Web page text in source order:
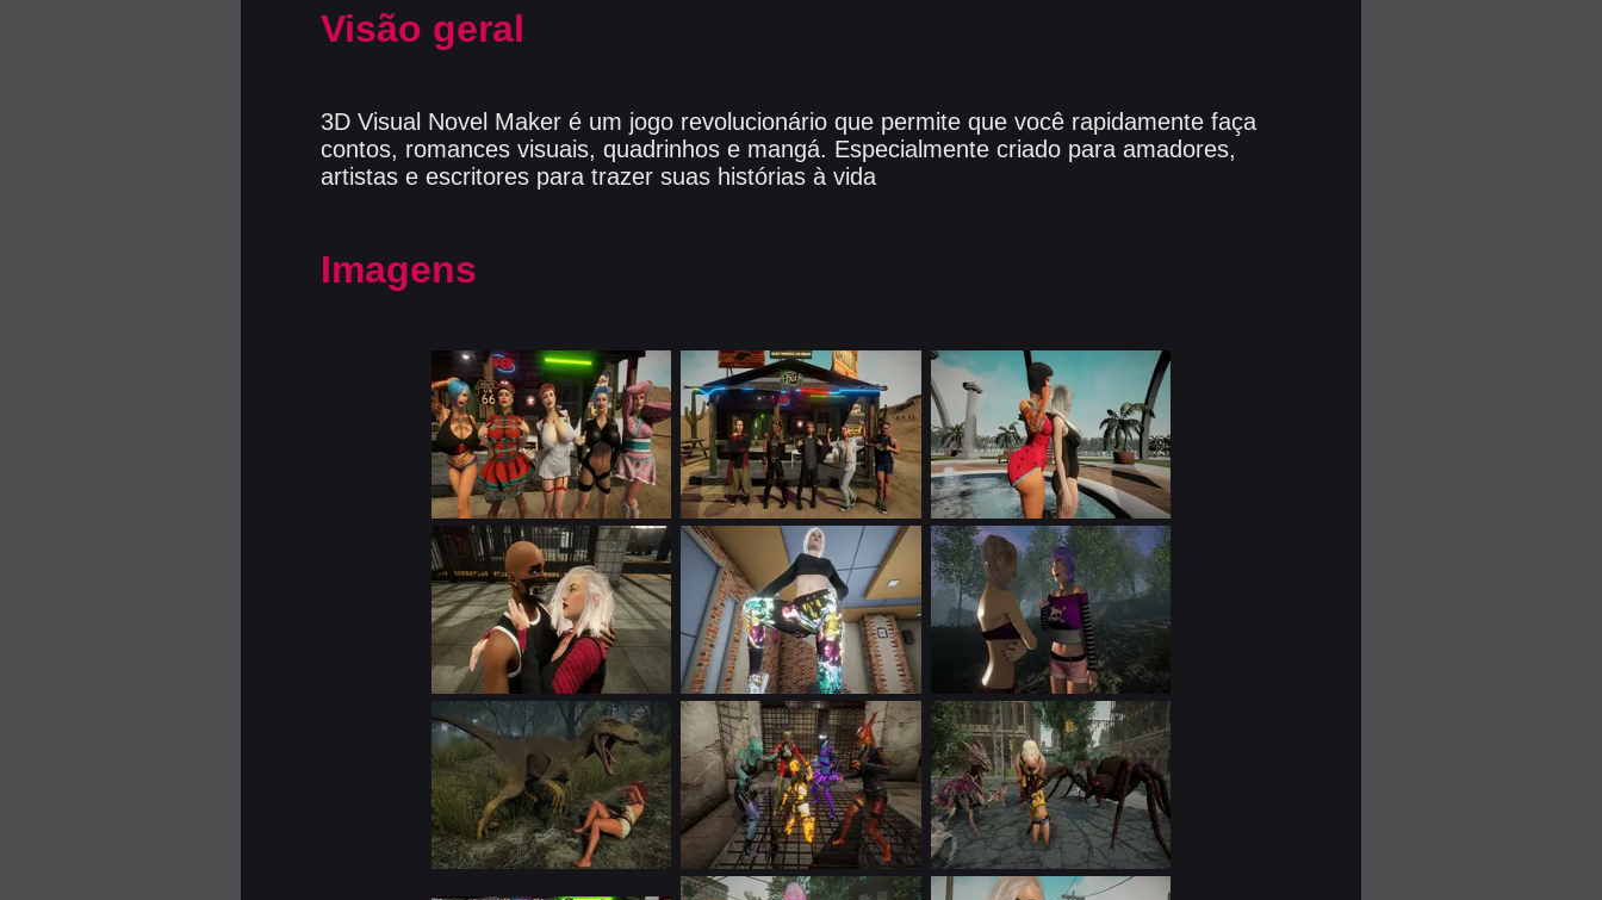
Visão geral
3D Visual Novel Maker é um jogo revolucionário que permite que você rapidamente faça
contos, romances visuais, quadrinhos e mangá. Especialmente criado para amadores,
artistas e escritores para trazer suas histórias à vida
Imagens